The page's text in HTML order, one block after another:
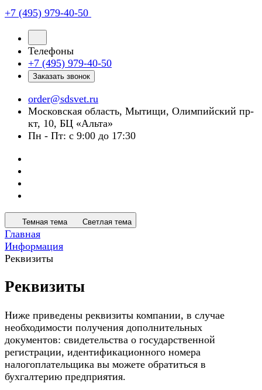
+7 (495) 979-40-50
Телефоны
+7 (495) 979-40-50
Заказать звонок
order@sdsvet.ru
Московская область, Мытищи, Олимпийский пр-
кт, 10, БЦ «Альта»
Пн - Пт: с 9:00 до 17:30
Темная тема Светлая тема
Главная
Информация
Реквизиты
Реквизиты
Ниже приведены реквизиты компании, в случае
необходимости получения дополнительных
документов: свидетельства о государственной
регистрации, идентификационного номера
налогоплательщика вы можете обратиться в
бухгалтерию предприятия.